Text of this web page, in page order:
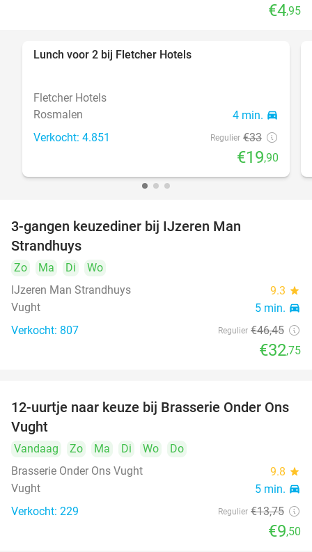
€4,95
Lunch voor 2 bij Fletcher Hotels
Fletcher Hotels
Rosmalen
4 min. directions_car
Verkocht: 4.851 Regulier €33
€19,90
3-gangen keuzediner bij IJzeren Man
Strandhuys
Zo Ma Di
Wo
IJzeren Man Strandhuys
9.3 star
Vught 5 min. directions_car
Verkocht: 807 Regulier €46,45
€32,75
31%
12-uurtje naar keuze bij Brasserie Onder Ons
Vught
Vandaag Zo Ma Di Wo
Do
Brasserie Onder Ons Vught
9.8 star
Vught 5 min. directions_car
Verkocht: 229 Regulier €13,75
€9,50